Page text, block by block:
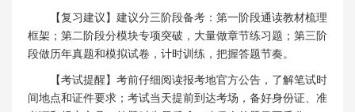
【复习建议】建议分三阶段备考：第一阶段通读教材梳理
框架；第二阶段分模块专项突破，大量做章节练习题；第三阶
段做历年真题和模拟试卷，计时训练，把握答题节奏。
【考试提醒】考前仔细阅读报考地官方公告，了解笔试时
间地点和证件要求；考试当天提前到达考场，备好身份证、准